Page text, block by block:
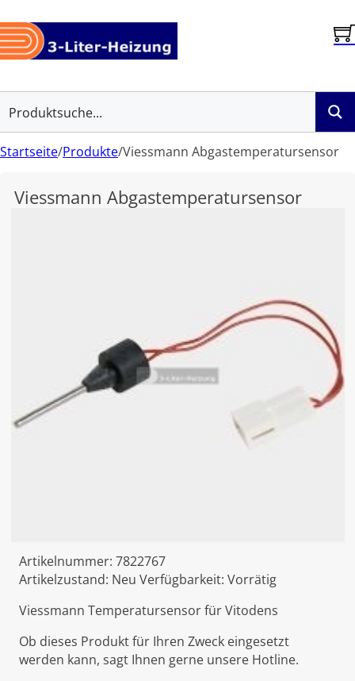
Startseite/Produkte/Viessmann Abgastemperatursensor
Viessmann Abgastemperatursensor
Artikelnummer: 7822767
Artikelzustand: Neu Verfügbarkeit: Vorrätig
Viessmann Temperatursensor für Vitodens
Ob dieses Produkt für Ihren Zweck eingesetzt
werden kann, sagt Ihnen gerne unsere Hotline.